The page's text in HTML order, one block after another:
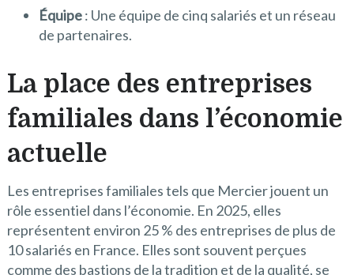
Équipe: Une équipe de cinq salariés et un réseau
de partenaires.
La place des entreprises
familiales dans l’économie
actuelle
Les entreprises familiales tels que Mercier jouent un
rôle essentiel dans l’économie. En 2025, elles
représentent environ 25 % des entreprises de plus de
10 salariés en France. Elles sont souvent perçues
comme des bastions de la tradition et de la qualité, se